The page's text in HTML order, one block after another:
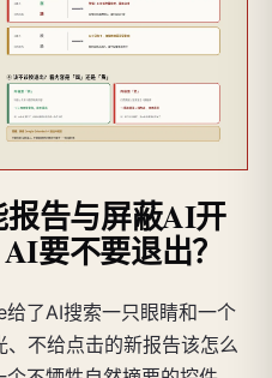
告与屏蔽AI开
要不要退出？
了AI搜索一只眼睛和一个
不给点击的新报告该怎么